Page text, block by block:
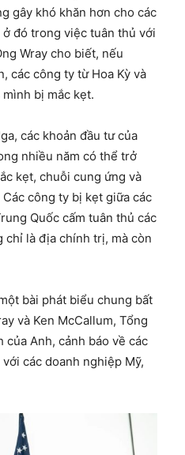
gây khó khăn hơn cho các
đó trong việc tuân thủ với
Wray cho biết, nếu
các công ty từ Hoa Kỳ và
bị mắc kẹt.
các khoản đầu tư của
nhiều năm có thể trở
kẹt, chuỗi cung ứng và
công ty bị kẹt giữa các
Quốc cấm tuân thủ các
là địa chính trị, mà còn
bài phát biểu chung bất
và Ken McCallum, Tổng
của Anh, cảnh báo về các
các doanh nghiệp Mỹ,